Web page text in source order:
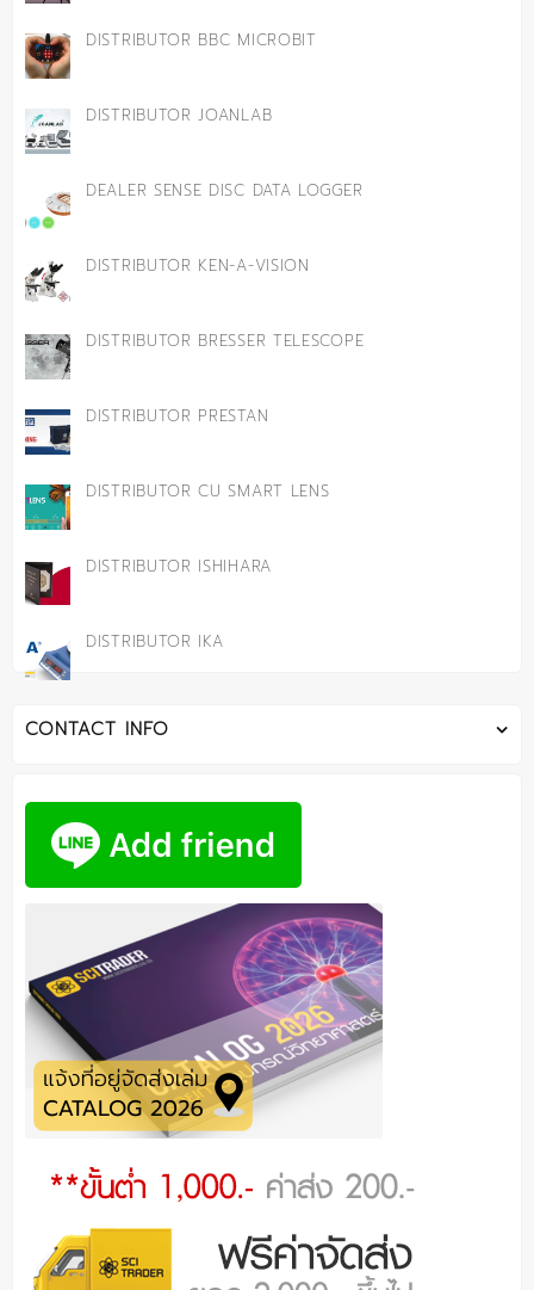
DISTRIBUTOR BBC MICROBIT
DISTRIBUTOR JOANLAB
DEALER SENSE DISC DATA LOGGER
DISTRIBUTOR KEN-A-VISION
DISTRIBUTOR BRESSER TELESCOPE
DISTRIBUTOR PRESTAN
DISTRIBUTOR CU SMART LENS
DISTRIBUTOR ISHIHARA
DISTRIBUTOR IKA
CONTACT INFO